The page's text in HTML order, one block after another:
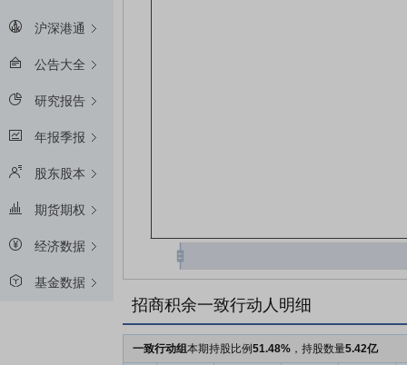
沪深港通
公告大全
研究报告
年报季报
股东股本
期货期权
经济数据
基金数据
招商积余一致行动人明细
一致行动组本期持股比例51.48% ，持股数量5.42亿